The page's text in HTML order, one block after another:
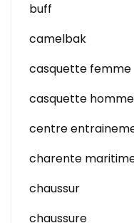
buff
camelbak
casquette femme
casquette homme
centre
charente
chaussur
chaussure